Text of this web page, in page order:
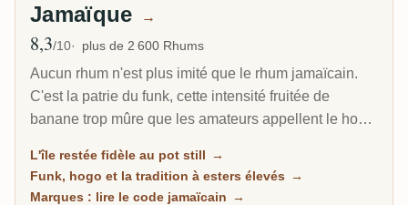
Jamaïque →
Note moyenne
8,3/10 plus de 2 600 Rhums
Aucun rhum n'est plus imité que le rhum jamaïcain.
C'est la patrie du funk, cette intensité fruitée de
banane trop mûre que les amateurs appellent le hogo,
l'industrie du whisky irlandais. Quand le reste des
Caraïbes est passé à la colonne, la Jamaïque a gardé
L'île restée fidèle au pot still →
Funk, hogo et la tradition à esters élevés →
Marques : lire le code jamaïcain →